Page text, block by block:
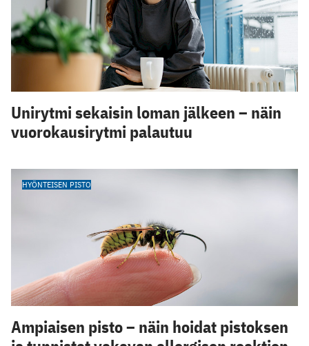
Unirytmi sekaisin loman jälkeen – näin
vuorokausirytmi palautuu
HYÖNTEISEN PISTO
Ampiaisen pisto – näin hoidat pistoksen